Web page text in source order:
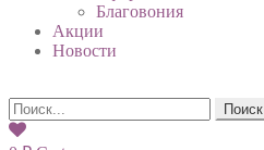
Благовония
Акции
Новости
Поиск